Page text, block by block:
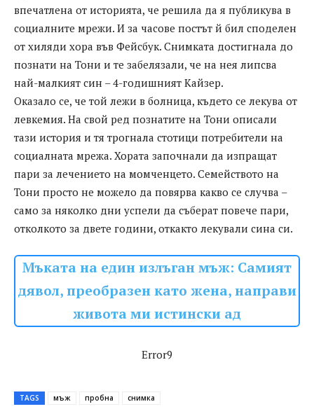
впечатлена от историята, че решила да я публикува в
социалните мрежи. И за часове постът й бил споделен
от хиляди хора във Фейсбук. Снимката достигнала до
познати на Тони и те забелязали, че на нея липсва
най-малкият син – 4-годишният Кайзер.
Оказало се, че той лежи в болница, където се лекува от
левкемия. На свой ред познатите на Тони описали
тази история и тя трогнала стотици потребители на
социалната мрежа. Хората започнали да изпращат
пари за лечението на момченцето. Семейството на
Тони просто не можело да повярва какво се случва –
само за няколко дни успели да съберат повече пари,
отколкото за двете години, откакто лекували сина си.
Мъката на един излъган мъж: Самият
дявол, преобразен като жена, направи
живота ми истински ад
Error9
TAGS мъж пробна снимка